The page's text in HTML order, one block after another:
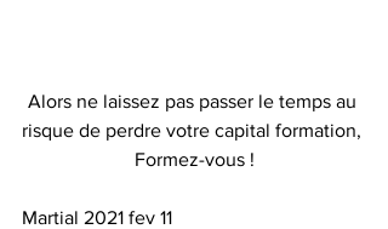
Alors ne laissez pas passer le temps au
risque de perdre votre capital formation,
Formez-vous !
Martial 2021 fev 11